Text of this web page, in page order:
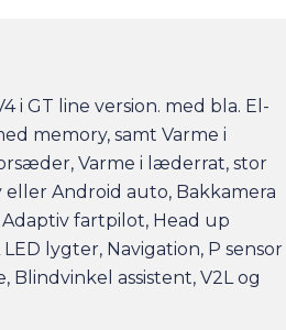
i GT line version. med bla. El-
memory, samt Varme i
Varme i læderrat, stor
Android auto, Bakkamera
fartpilot, Head up
lygter, Navigation, P sensor
Blindvinkel assistent, V2L og